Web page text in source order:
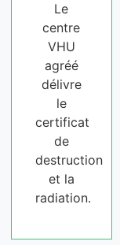
Le
centre
VHU
agréé
délivre
le
certificat
de
destruction
et la
radiation.